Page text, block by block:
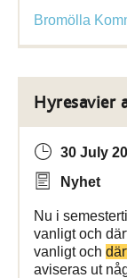
Bromölla
Hyresavier
30 July
Nyhet
Nu i
vanligt och
vanligt och
aviseras ut